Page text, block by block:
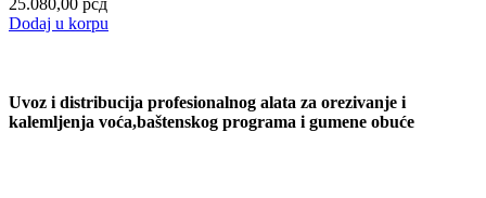
Dodaj u korpu
Uvoz i distribucija profesionalnog alata za orezivanje i
kalemljenja voća,baštenskog programa i gumene obuće